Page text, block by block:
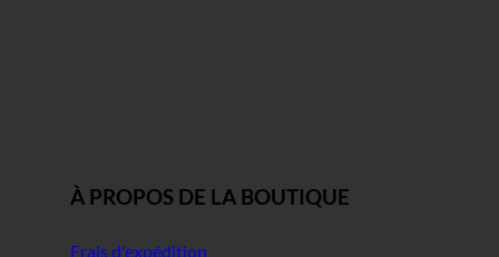
À PROPOS DE LA BOUTIQUE
Frais d'expédition